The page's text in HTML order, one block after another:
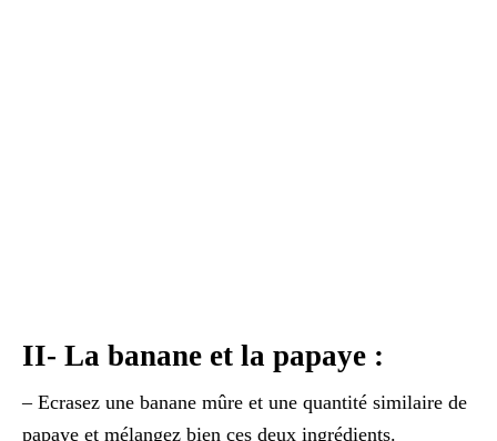
II- La banane et la papaye :
– Ecrasez une banane mûre et une quantité similaire de
papaye et mélangez bien ces deux ingrédients.